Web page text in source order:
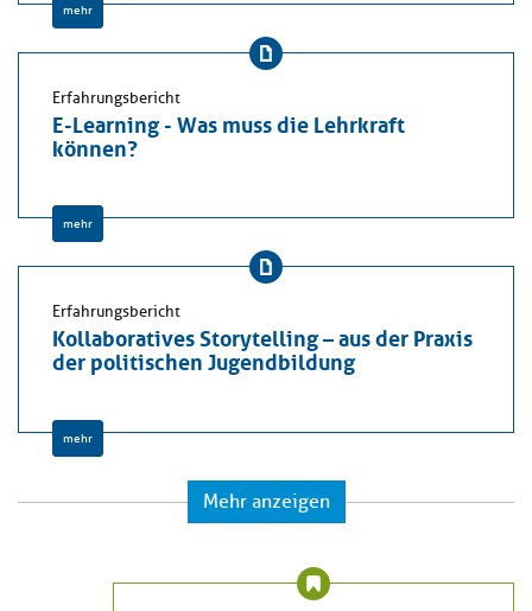
mehr
Erfahrungsbericht
E-Learning - Was muss die Lehrkraft
können?
mehr
Erfahrungsbericht
Kollaboratives Storytelling – aus der Praxis
der politischen Jugendbildung
mehr
Mehr anzeigen